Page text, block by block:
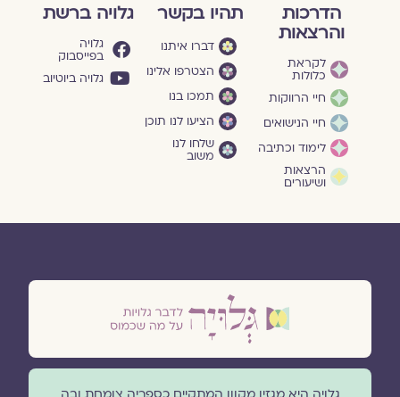
הדרכות
והרצאות
לקראת
כלולות
חיי הרווקות
חיי הנישואים
לימוד וכתיבה
הרצאות
ושיעורים
תהיו בקשר
דברו איתנו
הצטרפו אלינו
תמכו בנו
הציעו לנו תוכן
שלחו לנו
משוב
גלויה ברשת
גלויה
בפייסבוק
גלויה ביוטיוב
גלויה היא מגזין מקוון המתקיים כספריה צומחת ובה